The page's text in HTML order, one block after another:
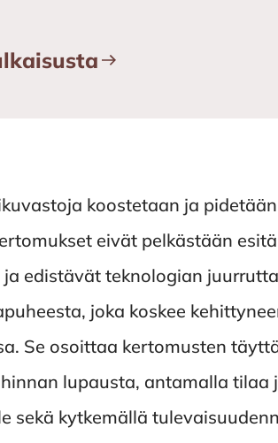
koostetaan ja
eivät pelkästään
edistävät teknologian
joka koskee
Se osoittaa kertomusten
lupausta, antamalla tilaa
sekä kytkemällä